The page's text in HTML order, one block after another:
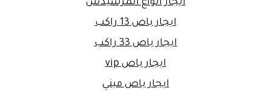
ايجار انواع المرسيدس
ايجار باص 13 راكب
ايجار باص 33 راكب
ايجار باص vip
ايجار باص ميني